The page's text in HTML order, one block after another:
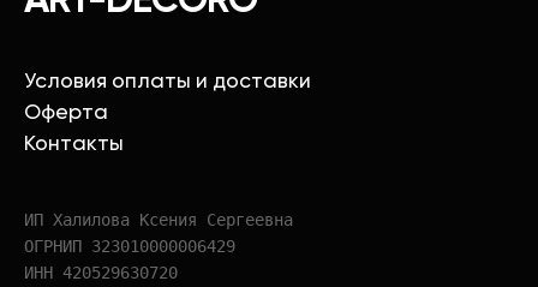
Условия оплаты и доставки
Оферта
Контакты
ИП Халилова Ксения Сергеевна
ОГРНИП 323010000006429
ИНН 420529630720